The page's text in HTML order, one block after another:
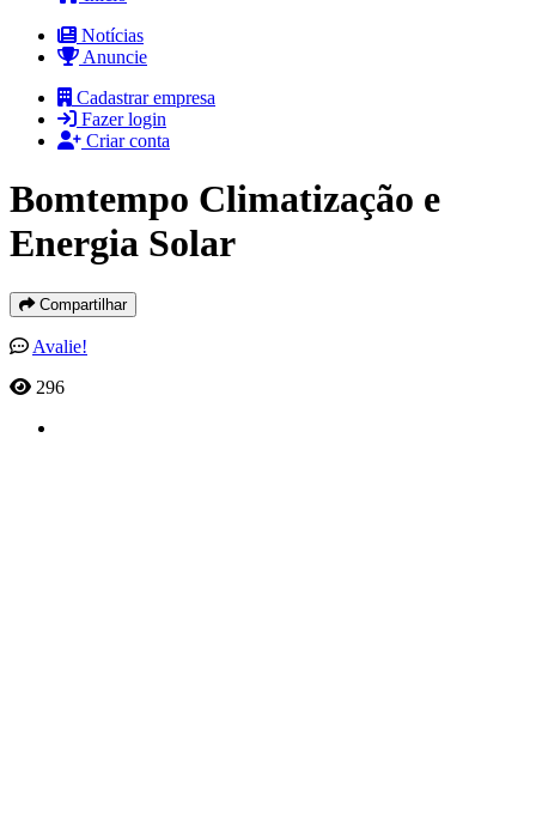
Notícias
Anuncie
Cadastrar empresa
Fazer login
Criar conta
Bomtempo Climatização e
Energia Solar
Compartilhar
Avalie!
296